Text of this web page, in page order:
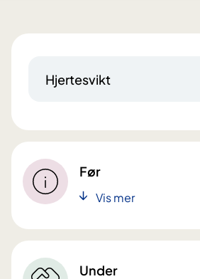
Hjertesvikt
Før
Vis mer
Under